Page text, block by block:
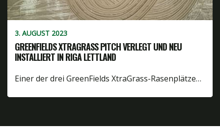
3. AUGUST 2023
GREENFIELDS XTRAGRASS PITCH VERLEGT UND NEU
INSTALLIERT IN RIGA LETTLAND
Einer der drei GreenFields XtraGrass-Rasenplätze…